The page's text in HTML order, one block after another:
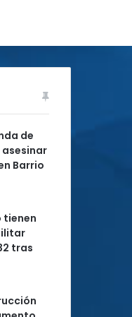
de
Barrio
tienen
tras